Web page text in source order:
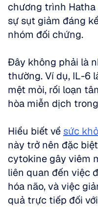
chương trình Hatha
sự sụt giảm đáng
nhóm đối chứng.
Đây không phải là
thường. Ví dụ, IL-6
mệt mỏi, rối loạn
hòa miễn dịch
Hiểu biết về sức
này trở nên đặc
cytokine gây viêm
liên quan đến việc
hóa não, và việc
quả trực tiếp đối với